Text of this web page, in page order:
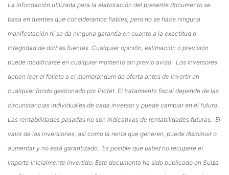
La información utilizada para la elaboración del presente documento se
basa en fuentes que consideramos fiables, pero no se hace ninguna
manifestación ni se da ninguna garantía en cuanto a la exactitud o
integridad de dichas fuentes. Cualquier opinión, estimación o previsión
puede modificarse en cualquier momento sin previo aviso. Los inversores
deben leer el folleto o el memorándum de oferta antes de invertir en
cualquier fondo gestionado por Pictet. El tratamiento fiscal depende de las
circunstancias individuales de cada inversor y puede cambiar en el futuro.
Las rentabilidades pasadas no son indicativas de rentabilidades futuras. El
valor de las inversiones, así como la renta que generen, puede disminuir o
aumentar y no está garantizado. Es posible que usted no recupere el
importe inicialmente invertido. Este documento ha sido publicado en Suiza